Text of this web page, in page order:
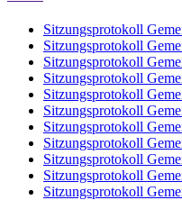
Sitzungsprotokoll
Sitzungsprotokoll
Sitzungsprotokoll
Sitzungsprotokoll
Sitzungsprotokoll
Sitzungsprotokoll
Sitzungsprotokoll
Sitzungsprotokoll
Sitzungsprotokoll
Sitzungsprotokoll
Sitzungsprotokoll